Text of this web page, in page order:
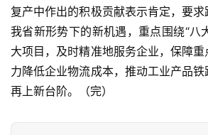
公
众
号
现
复产中作出的积极贡献表示肯定，要
我省新形势下的新机遇，重点围绕“八
大项目，及时精准地服务企业，保障
力降低企业物流成本，推动工业产品
再上新台阶。（完）